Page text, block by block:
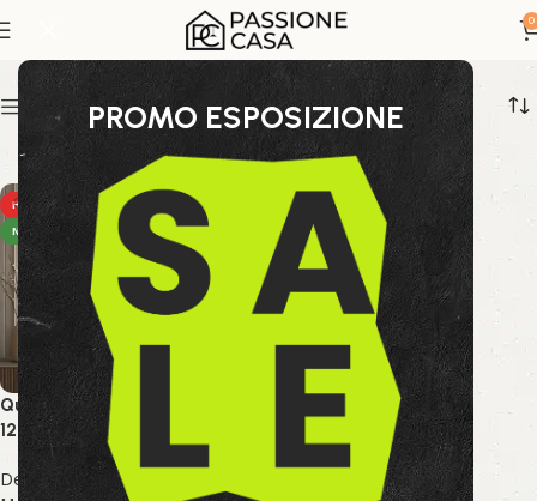
PROMO ESPOSIZIONE
0
painting
Show sidebar
HOT
NEW
Quadro Dipinto Village BF588
120X90
Decor & Accessori